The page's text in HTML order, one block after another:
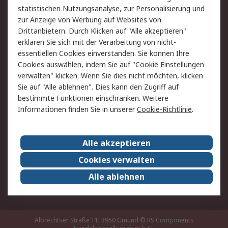
Hilfe
Rechtliches
RS Verkaufs- und
Lieferbedingungen
Datenschutz
Cookie-Richtlinie
Zahlungsbedingungen
Impressum
Webseite Konditionen
RS weltweit
Karriere bei RS
Nachhaltigkeit
Qualität/Zertifikate
Presse-Center
Event-Center
Albrechtser Straße 11, 3950 Gmünd © RS Components
statistischen Nutzungsanalyse, zur Personalisierung und
zur Anzeige von Werbung auf Websites von
Drittanbietern. Durch Klicken auf "Alle akzeptieren"
erklären Sie sich mit der Verarbeitung von nicht-
essentiellen Cookies einverstanden. Sie können Ihre
Cookies auswählen, indem Sie auf "Cookie Einstellungen
verwalten" klicken. Wenn Sie dies nicht möchten, klicken
Sie auf "Alle ablehnen". Dies kann den Zugriff auf
bestimmte Funktionen einschränken. Weitere
Informationen finden Sie in unsererCookie-Richtlinie.
Alle akzeptieren
Cookies verwalten
Alle ablehnen